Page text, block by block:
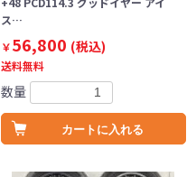
ス…
￥56,800 (税込)
送料無料
数量
カートに入れる